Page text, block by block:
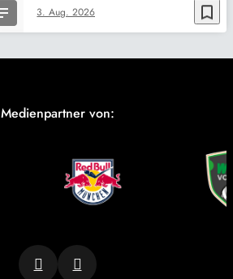
bookmark_border
3. Aug. 2026
Medienpartner von: